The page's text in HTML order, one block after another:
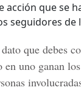
que se
seguidores de
que debes
uno ganan